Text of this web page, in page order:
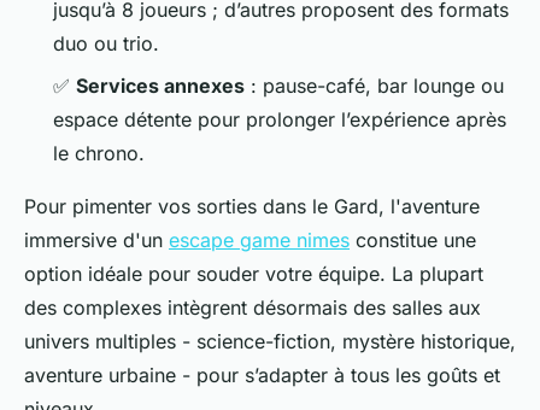
jusqu’à 8 joueurs ; d’autres proposent des formats
duo ou trio.
✅ Services annexes : pause-café, bar lounge ou
espace détente pour prolonger l’expérience après
le chrono.
Pour pimenter vos sorties dans le Gard, l'aventure
immersive d'un escape game nimes constitue une
option idéale pour souder votre équipe. La plupart
des complexes intègrent désormais des salles aux
univers multiples - science-fiction, mystère historique,
aventure urbaine - pour s’adapter à tous les goûts et